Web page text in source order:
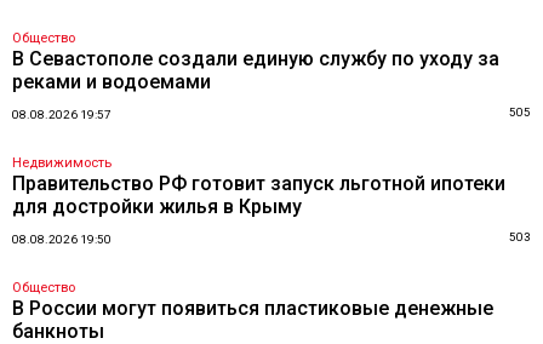
Общество
В Севастополе создали единую службу по уходу за
реками и водоемами
08.08.2026 19:57 505
Недвижимость
Правительство РФ готовит запуск льготной ипотеки
для достройки жилья в Крыму
08.08.2026 19:50 503
Общество
В России могут появиться пластиковые денежные
банкноты